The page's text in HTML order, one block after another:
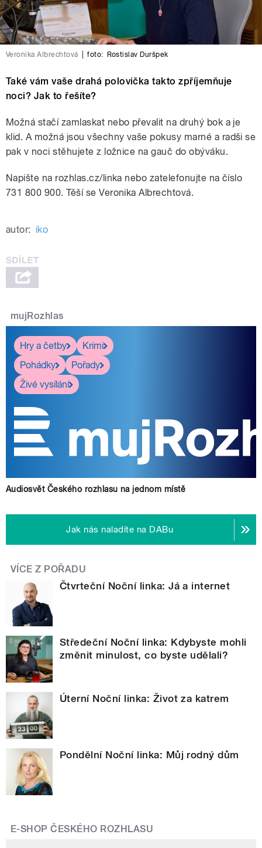
Veronika Albrechtová foto: Rostislav Duršpek
Také vám vaše drahá polovička takto zpříjemňuje
noci? Jak to řešíte?
Možná stačí zamlaskat nebo převalit na druhý bok a je
klid. A možná jsou všechny vaše pokusy marné a radši se
pak v noci stěhujete z ložnice na gauč do obýváku.
Napište na rozhlas.cz/linka nebo zatelefonujte na číslo
731 800 900. Těší se Veronika Albrechtová.
autor: iko
mujRozhlas
Hry a četby
Krimi
Pohádky
Pořady
Živé vysílání
Audiosvět Českého rozhlasu na jednom místě
Jak nás naladíte na DABu
VÍCE Z POŘADU
Čtvrteční Noční linka: Já a internet
Středeční Noční linka: Kdybyste mohli
změnit minulost, co byste udělali?
Úterní Noční linka: Život za katrem
Pondělní Noční linka: Můj rodný dům
E-SHOP ČESKÉHO ROZHLASU